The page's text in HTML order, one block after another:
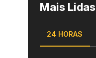
Mais Lidas
24 HORAS